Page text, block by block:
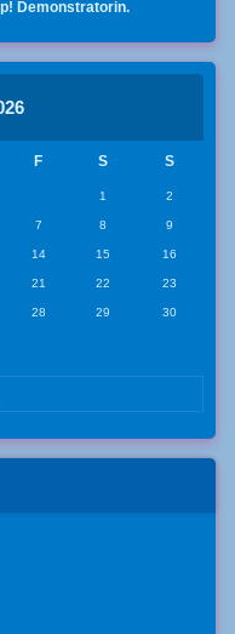
Demonstratorin.
F S S
1 2
7 8 9
14 15 16
21 22 23
28 29 30